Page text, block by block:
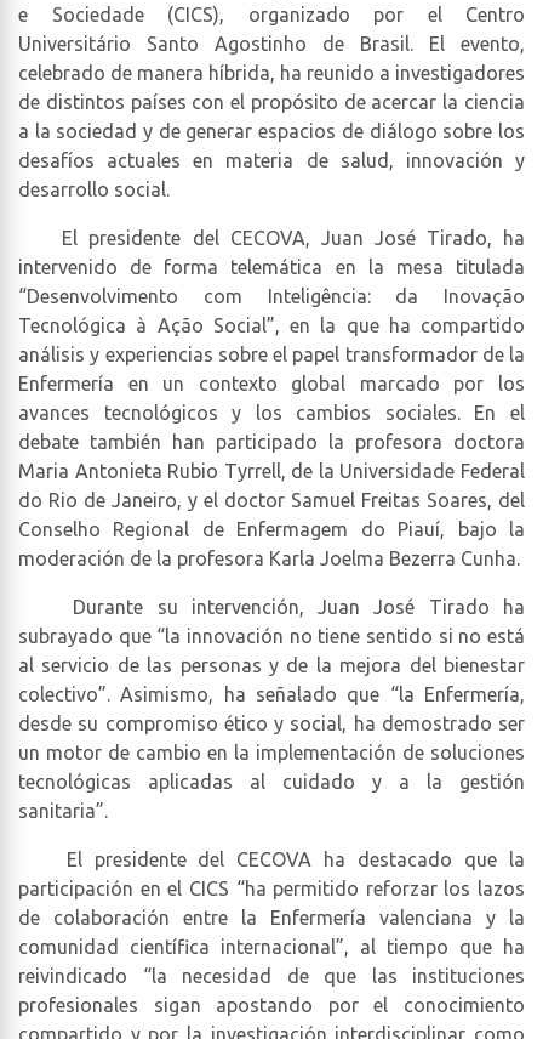
e Sociedade (CICS), organizado por el Centro
Universitário Santo Agostinho de Brasil. El evento,
celebrado de manera híbrida, ha reunido a investigadores
de distintos países con el propósito de acercar la ciencia
a la sociedad y de generar espacios de diálogo sobre los
desafíos actuales en materia de salud, innovación y
desarrollo social.
El presidente del CECOVA, Juan José Tirado, ha
intervenido de forma telemática en la mesa titulada
“Desenvolvimento com Inteligência: da Inovação
Tecnológica à Ação Social”, en la que ha compartido
análisis y experiencias sobre el papel transformador de la
Enfermería en un contexto global marcado por los
avances tecnológicos y los cambios sociales. En el
debate también han participado la profesora doctora
Maria Antonieta Rubio Tyrrell, de la Universidade Federal
do Rio de Janeiro, y el doctor Samuel Freitas Soares, del
Conselho Regional de Enfermagem do Piauí, bajo la
moderación de la profesora Karla Joelma Bezerra Cunha.
Durante su intervención, Juan José Tirado ha
subrayado que “la innovación no tiene sentido si no está
al servicio de las personas y de la mejora del bienestar
colectivo”. Asimismo, ha señalado que “la Enfermería,
desde su compromiso ético y social, ha demostrado ser
un motor de cambio en la implementación de soluciones
tecnológicas aplicadas al cuidado y a la gestión
sanitaria”.
El presidente del CECOVA ha destacado que la
participación en el CICS “ha permitido reforzar los lazos
de colaboración entre la Enfermería valenciana y la
comunidad científica internacional”, al tiempo que ha
reivindicado “la necesidad de que las instituciones
profesionales sigan apostando por el conocimiento
compartido y por la investigación interdisciplinar como